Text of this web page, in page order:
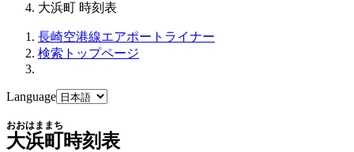
大浜町 時刻表
長崎空港線エアポートライナー
検索トップページ
Language
大浜町
おおはままち
時刻表